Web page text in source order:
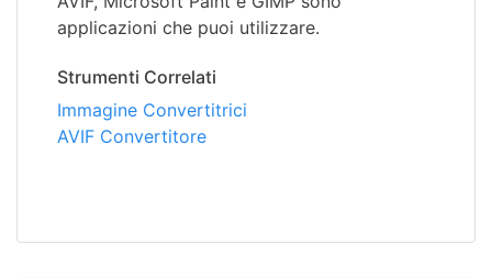
applicazioni che puoi utilizzare.
Strumenti Correlati
Immagine Convertitrici
AVIF Convertitore